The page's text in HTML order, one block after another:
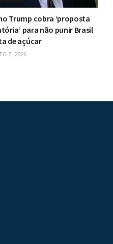
Trump cobra ‘proposta
para não punir Brasil
de açúcar
7, 2026